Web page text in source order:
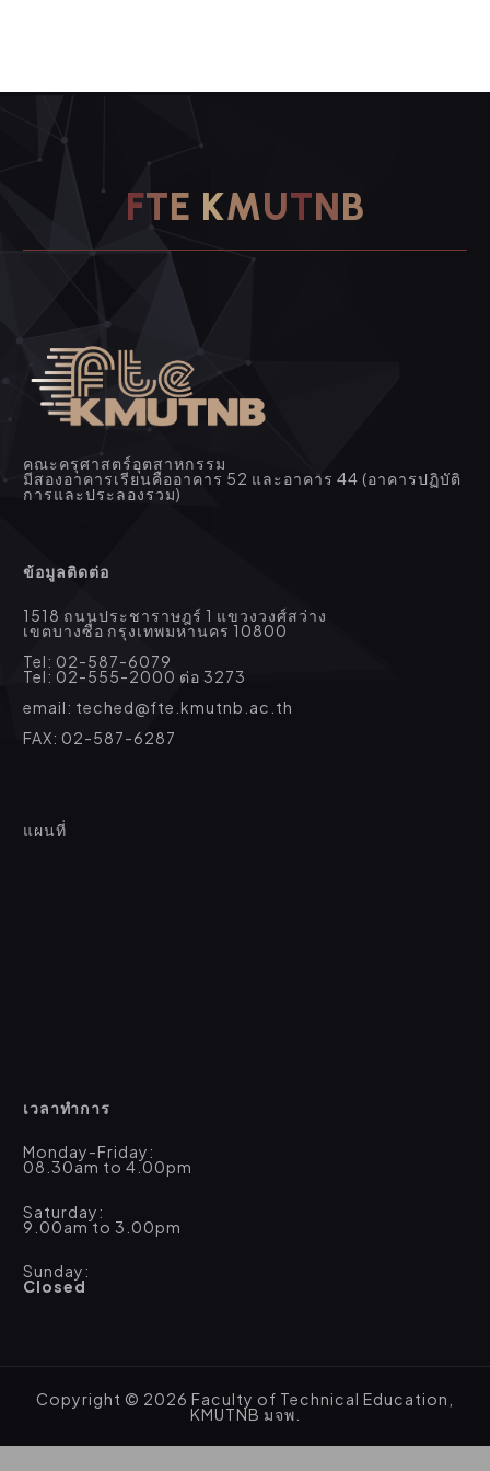
FTE KMUTNB
คณะครุศาสตร์อุตสาหกรรม
มีสองอาคารเรียนคืออาคาร 52 และอาคาร 44 (อาคารปฏิบัติ
การและประลองรวม)
ข้อมูลติดต่อ
1518 ถนนประชาราษฎร์ 1 แขวงวงศ์สว่าง
เขตบางซื่อ กรุงเทพมหานคร 10800
Tel: 02-587-6079
Tel: 02-555-2000 ต่อ 3273
email: teched@fte.kmutnb.ac.th
FAX: 02-587-6287
แผนที่
เวลาทำการ
Monday-Friday:
08.30am to 4.00pm
Saturday:
9.00am to 3.00pm
Sunday:
Closed
Copyright © 2026 Faculty of Technical Education,
KMUTNB มจพ.